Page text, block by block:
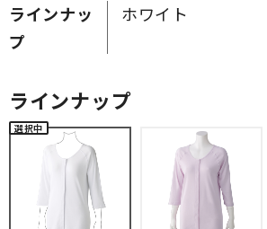
ラインナッ
プ
ホワイト
ラインナップ